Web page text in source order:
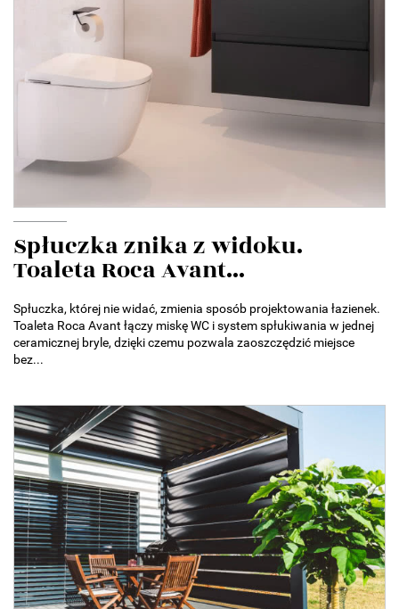
Spłuczka znika z widoku.
Toaleta Roca Avant...
Spłuczka, której nie widać, zmienia sposób projektowania łazienek.
Toaleta Roca Avant łączy miskę WC i system spłukiwania w jednej
ceramicznej bryle, dzięki czemu pozwala zaoszczędzić miejsce
bez...